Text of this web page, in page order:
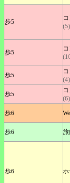
歩5
(5)
歩5
歩5
(4)
歩5
(6)
歩6
歩6
歩6